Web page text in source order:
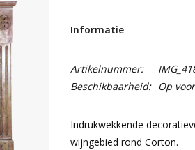
Informatie
Artikelnummer:
Beschikbaarheid:
Op
Indrukwekkende
wijngebied rond Corton.